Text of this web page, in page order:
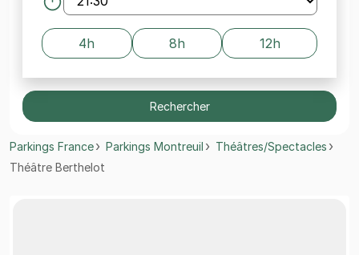
4h 8h 12h
Rechercher
Parkings France Parkings Montreuil
Théâtres/Spectacles
Théâtre Berthelot